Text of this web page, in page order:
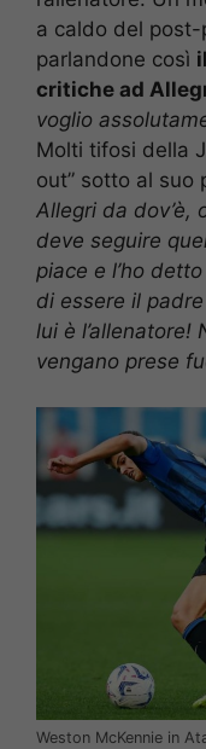
a caldo del
parlandone così
critiche ad
voglio
Molti tifosi della
out” sotto al suo
Allegri da dov’è,
deve seguire
piace e l’ho
di essere il
lui è l’allenatore!
vengano prese
Weston McKennie in